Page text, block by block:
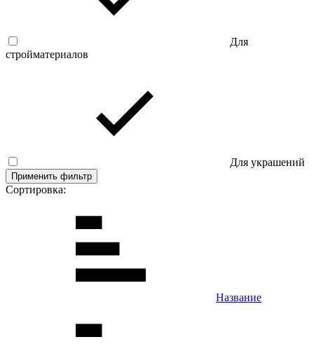
Для
стройматериалов
Для украшений
Применить фильтр
Сортировка:
Название